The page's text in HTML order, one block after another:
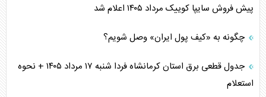
پیش فروش سایپا کوییک مرداد ۱۴۰۵ اعلام شد
چگونه به «کیف پول ایران» وصل شویم؟
جدول قطعی برق استان کرمانشاه فردا شنبه ۱۷ مرداد ۱۴۰۵ + نحوه
استعلام